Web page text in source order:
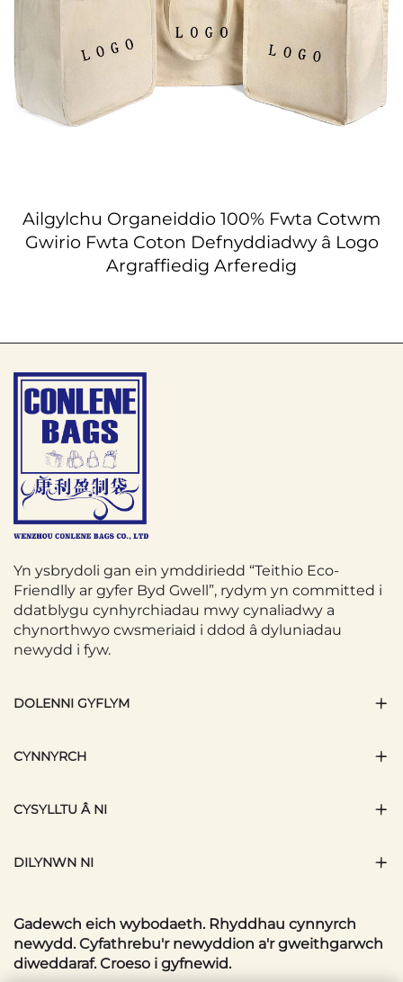
Ailgylchu Organeiddio 100% Fwta Cotwm
Gwirio Fwta Coton Defnyddiadwy â Logo
Argraffiedig Arferedig
Yn ysbrydoli gan ein ymddiriedd “Teithio Eco-
Friendlly ar gyfer Byd Gwell”, rydym yn committed i
ddatblygu cynhyrchiadau mwy cynaliadwy a
chynorthwyo cwsmeriaid i ddod â dyluniadau
newydd i fyw.
DOLENNI GYFLYM
CYNNYRCH
CYSYLLTU Â NI
DILYNWN NI
Gadewch eich wybodaeth. Rhyddhau cynnyrch
newydd. Cyfathrebu'r newyddion a'r gweithgarwch
diweddaraf. Croeso i gyfnewid.